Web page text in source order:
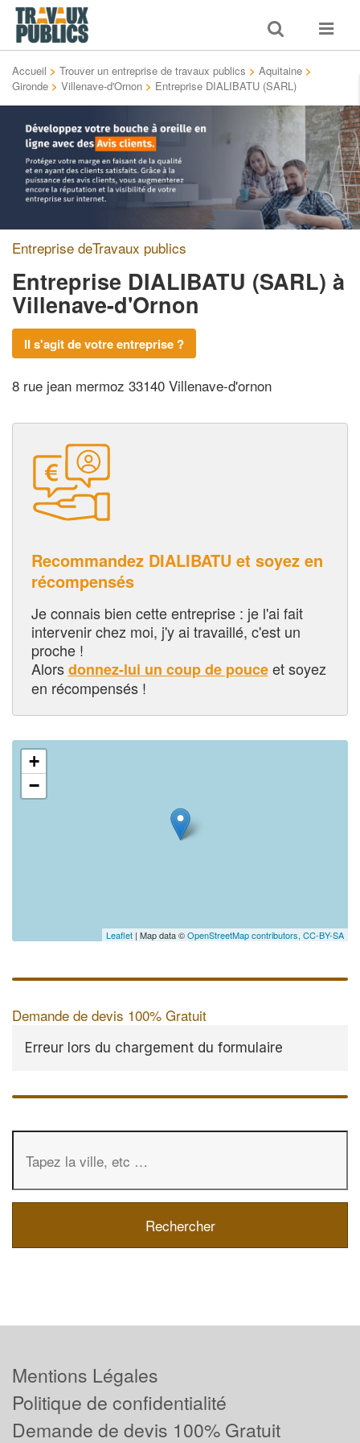
Toggle
search
Toggle
Accueil > Trouver un entreprise de travaux publics > Aquitaine >
Gironde > Villenave-d'Ornon > Entreprise DIALIBATU (SARL)
Entreprise deTravaux publics
Entreprise DIALIBATU (SARL) à
Villenave-d'Ornon
Il s'agit de votre entreprise ?
8 rue jean mermoz 33140 Villenave-d'ornon
Recommandez DIALIBATU et soyez en
récompensés
Je connais bien cette entreprise : je l'ai fait
intervenir chez moi, j'y ai travaillé, c'est un
proche !
Alorsdonnez-lui un coup de pouceet soyez
en récompensés !
+
−
Leaflet | Map data ©OpenStreetMap contributors, CC-BY-SA
Demande de devis 100% Gratuit
Erreur lors du chargement du formulaire
Mentions Légales
Politique de confidentialité
Demande de devis 100% Gratuit